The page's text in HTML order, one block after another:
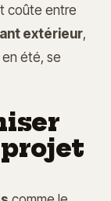
coûte entre
extérieur,
été, se